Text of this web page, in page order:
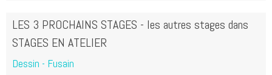
LES 3 PROCHAINS STAGES - les autres stages dans
STAGES EN ATELIER
Dessin - Fusain